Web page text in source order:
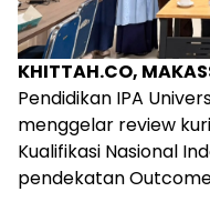
KHITTAH.CO,
Pendidikan IPA
menggelar review
Kualifikasi Nasional
pendekatan